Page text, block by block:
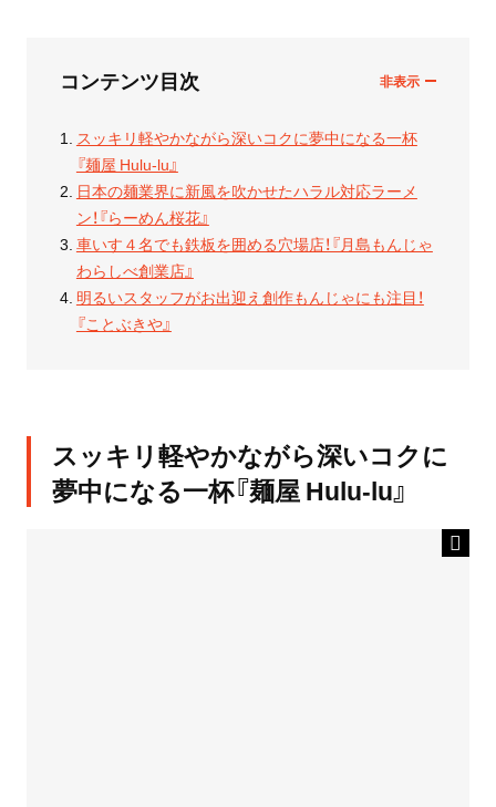
コンテンツ目次
スッキリ軽やかながら深いコクに夢中になる一杯
『麺屋 Hulu-lu』
日本の麺業界に新風を吹かせたハラル対応ラーメ
ン！『らーめん桜花』
車いす４名でも鉄板を囲める穴場店！『月島もんじゃ
わらしべ創業店』
明るいスタッフがお出迎え創作もんじゃにも注目！
『ことぶきや』
スッキリ軽やかながら深いコクに
夢中になる一杯『麺屋 Hulu-lu』